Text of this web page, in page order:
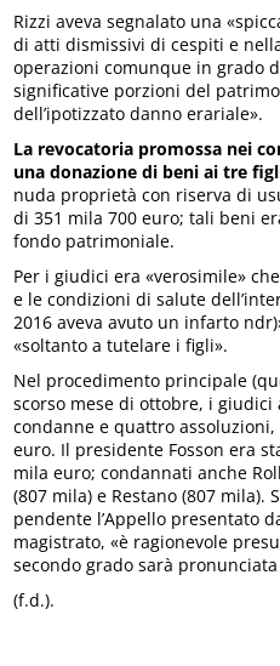
Rizzi aveva segnalato una
di atti dismissivi di cespiti e
operazioni comunque in grado
significative porzioni del
dell’ipotizzato danno erariale».
La revocatoria promossa nei
una donazione di beni ai tre
nuda proprietà con riserva di
di 351 mila 700 euro; tali beni
fondo patrimoniale.
Per i giudici era «verosimile»
e le condizioni di salute
2016 aveva avuto un infarto
«soltanto a tutelare i figli».
Nel procedimento principale
scorso mese di ottobre, i
condanne e quattro
euro. Il presidente Fosson era
mila euro; condannati anche
(807 mila) e Restano (807 mila).
pendente l’Appello presentato
magistrato, «è ragionevole
secondo grado sarà
(f.d.).